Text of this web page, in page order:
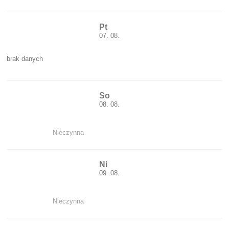
Pt
07. 08.
brak danych
So
08. 08.
Nieczynna
Ni
09. 08.
Nieczynna